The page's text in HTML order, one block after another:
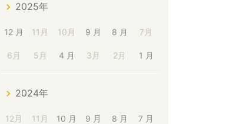
2025年
12 月 11月 10月 9 月 8 月 7月
6月 5月 4 月 3月 2月 1 月
2024年
12月 11月 10 月 9 月 8 月 7 月